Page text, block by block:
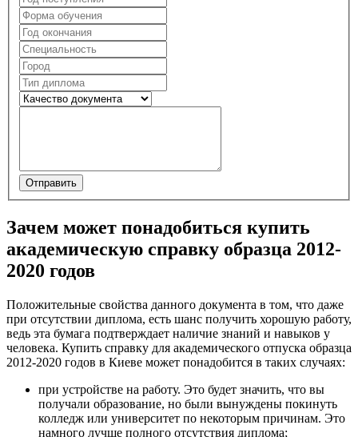
Отправить
Зачем может понадобиться купить
академическую справку образца 2012-
2020 годов
Положительные свойства данного документа в том, что даже
при отсутствии диплома, есть шанс получить хорошую работу,
ведь эта бумага подтверждает наличие знаний и навыков у
человека. Купить справку для академического отпуска образца
2012-2020 годов в Киеве может понадобится в таких случаях:
при устройстве на работу. Это будет значить, что вы
получали образование, но были вынуждены покинуть
колледж или университет по некоторым причинам. Это
намного лучше полного отсутствия диплома;